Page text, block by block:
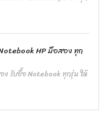
HP มือสอง ทุก
ง รับซื้อ Notebook ทุกรุ่น ให้